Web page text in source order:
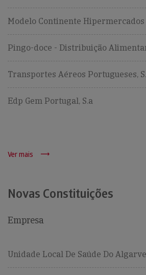
Modelo Continente Hipermercados
Pingo-doce - Distribuição
Transportes Aéreos Portugueses,
Edp Gem Portugal, S.a
Ver mais
Novas Constituições
Empresa
Unidade Local De Saúde Do